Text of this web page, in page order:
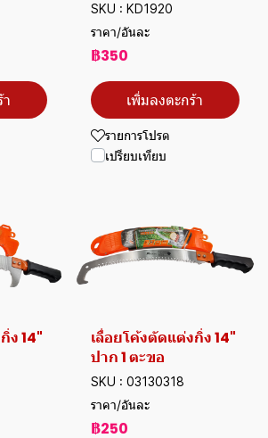
SKU : KD1920
ราคา/อันละ
฿350
เพิ่มลงตะกร้า
รายการโปรด
เปรียบเทียบ
ง 14"
เลื่อยโค้งตัดแต่งกิ่ง 14"
ปาก 1 ตะขอ
SKU : 03130318
ราคา/อันละ
฿250